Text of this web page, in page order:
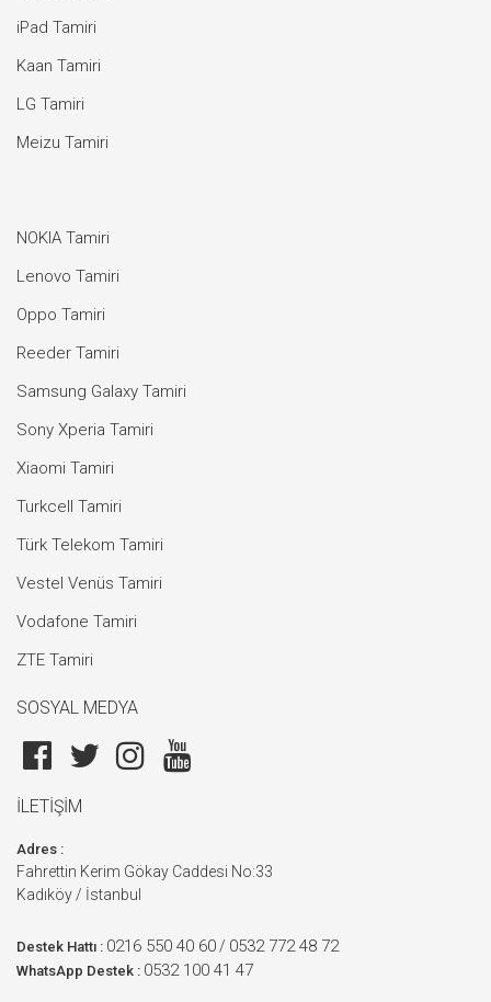
iPad Tamiri
Kaan Tamiri
LG Tamiri
Meizu Tamiri
NOKIA Tamiri
Lenovo Tamiri
Oppo Tamiri
Reeder Tamiri
Samsung Galaxy Tamiri
Sony Xperia Tamiri
Xiaomi Tamiri
Turkcell Tamiri
Türk Telekom Tamiri
Vestel Venüs Tamiri
Vodafone Tamiri
ZTE Tamiri
SOSYAL MEDYA
İLETİŞİM
Adres :
Fahrettin Kerim Gökay Caddesi No:33
Kadıköy / İstanbul
Destek Hattı : 0216 550 40 60 / 0532 772 48 72
WhatsApp Destek : 0532 100 41 47